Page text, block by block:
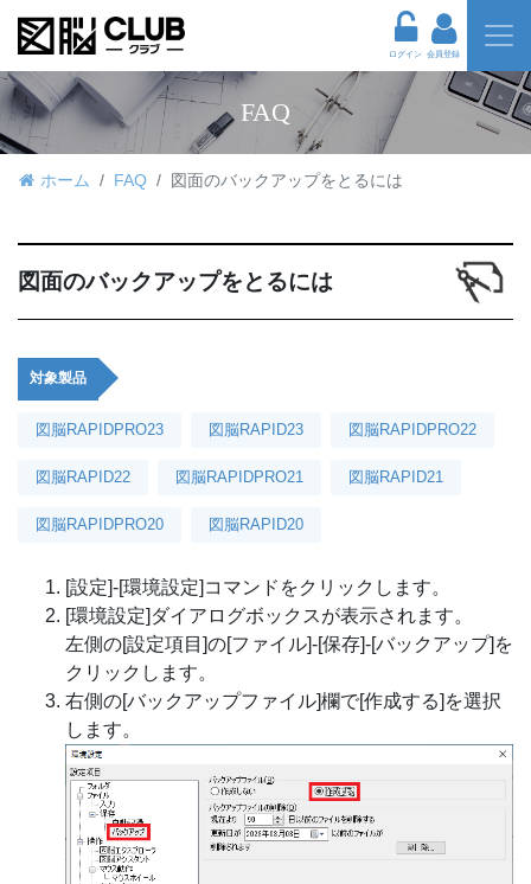
ログイン 会員登録
FAQ
ホーム FAQ 図面のバックアップをとるには
図面のバックアップをとるには
対象製品
図脳RAPIDPRO23 図脳RAPID23 図脳RAPIDPRO22
図脳RAPID22 図脳RAPIDPRO21 図脳RAPID21
図脳RAPIDPRO20 図脳RAPID20
[設定]-[環境設定]コマンドをクリックします。
[環境設定]ダイアログボックスが表示されます。
左側の[設定項目]の[ファイル]-[保存]-[バックアップ]を
クリックします。
右側の[バックアップファイル]欄で[作成する]を選択
します。